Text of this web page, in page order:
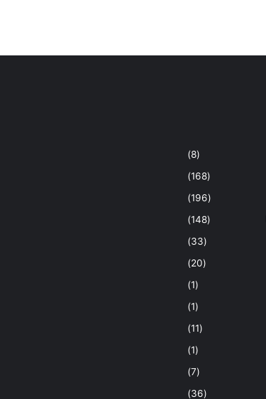
(8)
(168)
(196)
(148)
(33)
(20)
(1)
(1)
(11)
(1)
(7)
(36)